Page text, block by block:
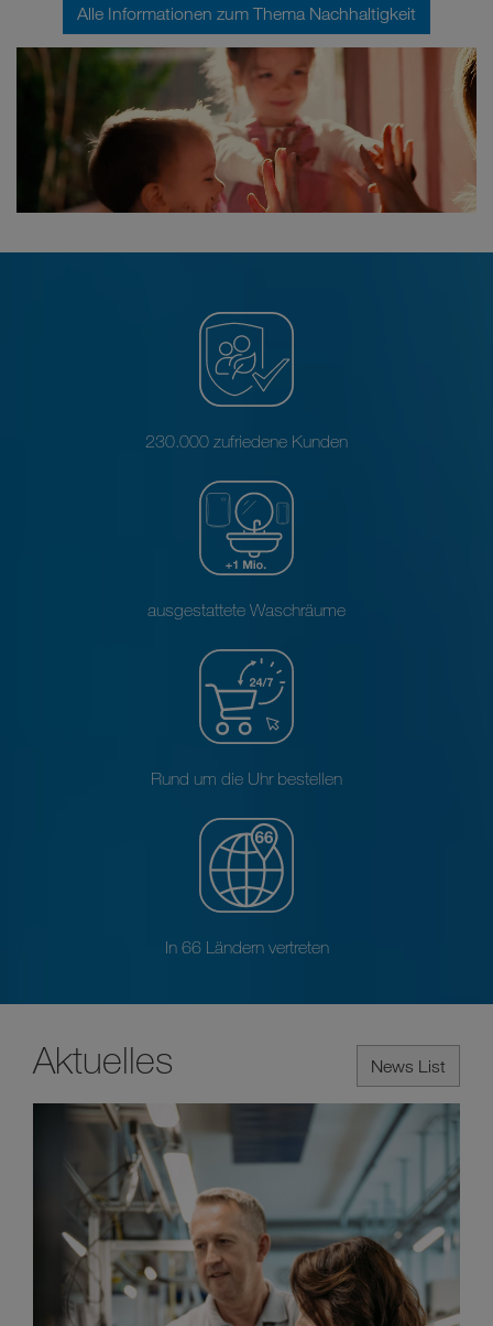
Alle Informationen zum Thema Nachhaltigkeit
230.000 zufriedene Kunden
ausgestattete Waschräume
Rund um die Uhr bestellen
In 66 Ländern vertreten
News List
Aktuelles